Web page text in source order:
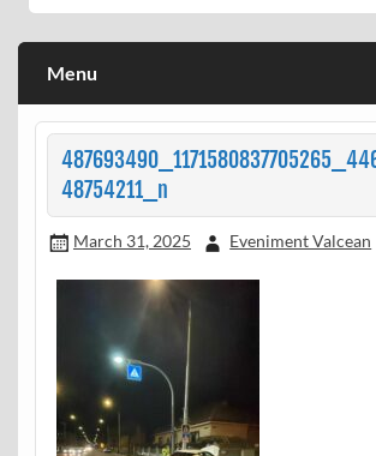
Menu
48754211_n
March 31, 2025 Eveniment Valcean